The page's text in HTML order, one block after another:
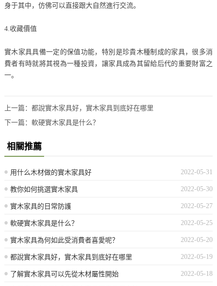
身于其中，仿佛可以直接跟大自然進行交流。
4.收藏價值
實木家具具備一定的保值功能，特別是珍貴木種制成的家具，很多消
費者有時就將其視為一種投資，讓家具成為其留給后代的重要財富之
一。
上一篇： 都說實木家具好，實木家具到底好在哪里
下一篇： 軟硬實木家具是什么？
相關推薦
2022-05-31
用什么木材做的實木家具好
2022-05-30
教你如何挑選實木家具
2022-05-27
實木家具的日常防護
2022-05-25
軟硬實木家具是什么？
2022-05-20
實木家具為何如此受消費者喜愛呢？
2022-05-19
都說實木家具好，實木家具到底好在哪里
2022-05-18
了解實木家具可以先從木材屬性開始